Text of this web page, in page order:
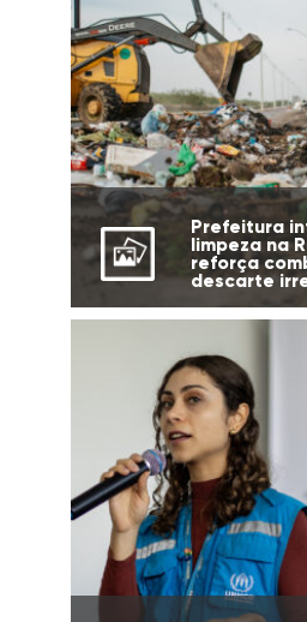
Prefeitura
limpeza na
reforça
descarte